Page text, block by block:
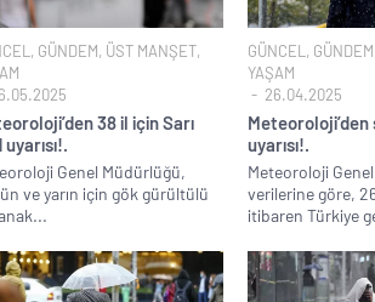
Terörsüz Türkiye hedefinde
Veli Ağbaba’nın ağabeyi de
Sevgilisine “Ben Rüşvetsiz İş
LGS tercih sonuçları açıklandı..
6.37 TL’lik indirimini ÖTV
Fenerbahçe Konyaspor
Türkiye’nin ilk kadın hava
CHP’li Erdal Beşikçioğlu’nun
, GÜNDEM, ÜST MANŞET,
38 il için Sarı
uyarısı!.
Genel Müdürlüğü,
ve yarın için gök gürültülü
GÜNCEL , GÜNDEM
YAŞAM
26.04.2025
Meteoroloji’den
uyarısı!.
Meteoroloji
verilerine göre,
itibaren Türkiye